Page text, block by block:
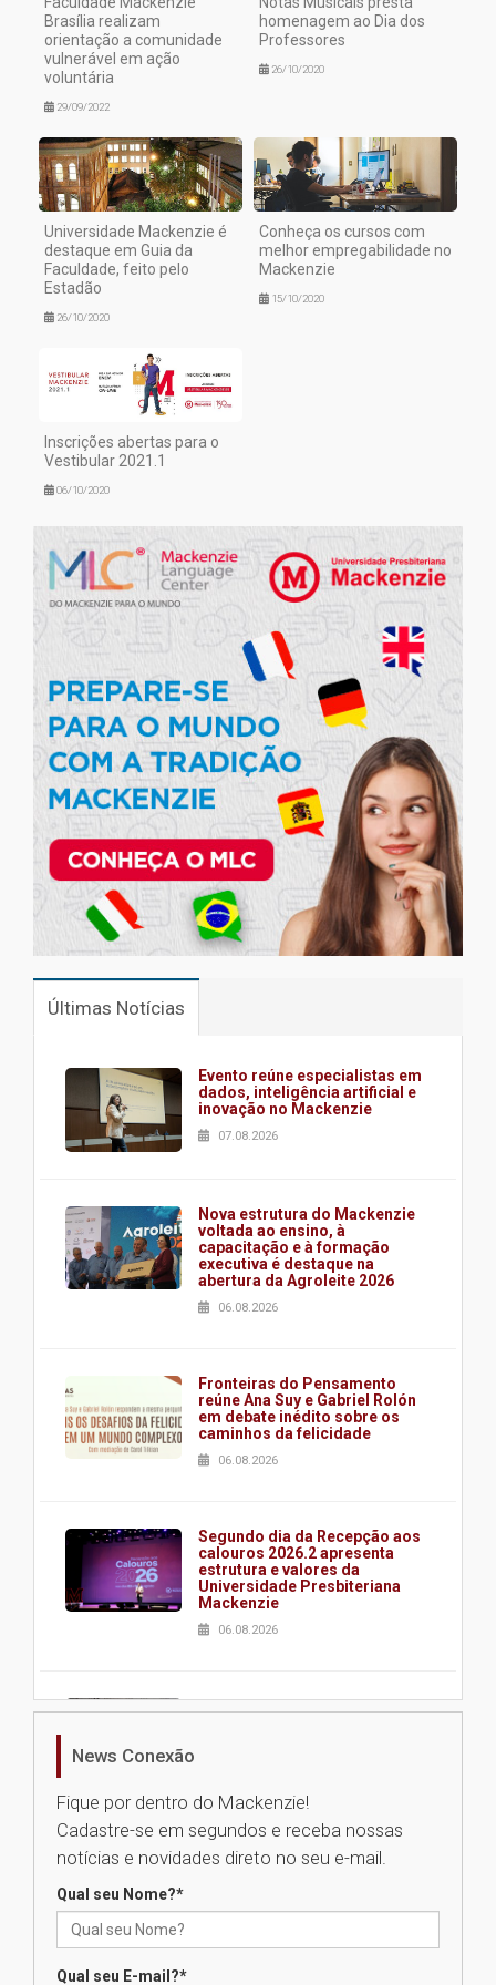
Brasília realizam
orientação a comunidade
vulnerável em ação
voluntária
29/09/2022
homenagem ao Dia dos
Professores
26/10/2020
Universidade Mackenzie é
destaque em Guia da
Faculdade, feito pelo
Estadão
26/10/2020
Conheça os cursos com
melhor empregabilidade no
Mackenzie
15/10/2020
Inscrições abertas para o
Vestibular 2021.1
06/10/2020
Últimas Notícias
Evento reúne especialistas em
dados, inteligência artificial e
inovação no Mackenzie
07.08.2026
Nova estrutura do Mackenzie
voltada ao ensino, à
capacitação e à formação
executiva é destaque na
abertura da Agroleite 2026
06.08.2026
Fronteiras do Pensamento
reúne Ana Suy e Gabriel Rolón
em debate inédito sobre os
caminhos da felicidade
06.08.2026
Segundo dia da Recepção aos
calouros 2026.2 apresenta
estrutura e valores da
Universidade Presbiteriana
Mackenzie
06.08.2026
Nova apresentação do Centro
Universidade Mackenzie
realizará nova edição da Feira
News Conexão
Fique por dentro do Mackenzie!
Cadastre-se em segundos e receba nossas
notícias e novidades direto no seu e-mail.
Qual seu Nome?*
Qual seu E-mail?*